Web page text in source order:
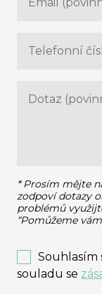
* Prosím mějte
zodpoví dotazy
problémů
“Pomůžeme
Souhlasím
souladu se